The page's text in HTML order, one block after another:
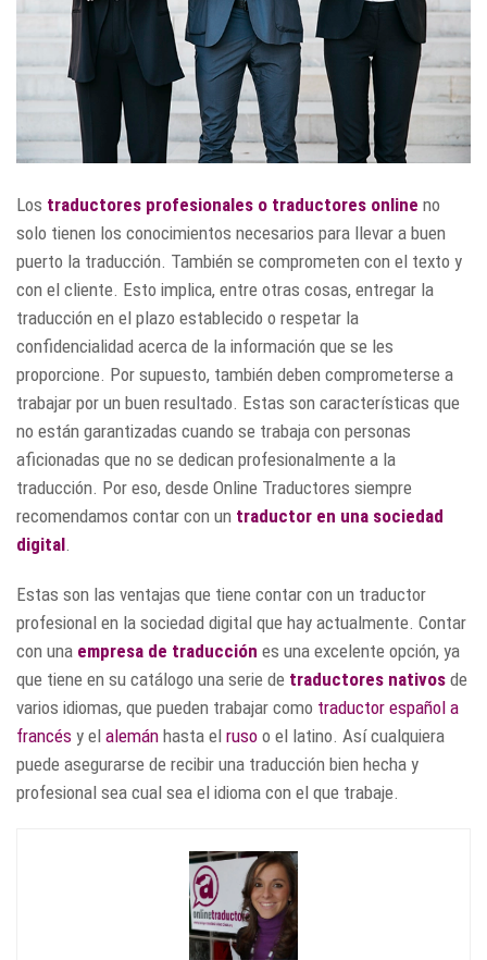
Los traductores profesionales o traductores online no
solo tienen los conocimientos necesarios para llevar a buen
puerto la traducción. También se comprometen con el texto y
con el cliente. Esto implica, entre otras cosas, entregar la
traducción en el plazo establecido o respetar la
confidencialidad acerca de la información que se les
proporcione. Por supuesto, también deben comprometerse a
trabajar por un buen resultado. Estas son características que
no están garantizadas cuando se trabaja con personas
aficionadas que no se dedican profesionalmente a la
traducción. Por eso, desde Online Traductores siempre
recomendamos contar con un traductor en una sociedad
digital.
Estas son las ventajas que tiene contar con un traductor
profesional en la sociedad digital que hay actualmente. Contar
con una empresa de traducción es una excelente opción, ya
que tiene en su catálogo una serie de traductores nativos de
varios idiomas, que pueden trabajar como traductor español a
francés y el alemán hasta el ruso o el latino. Así cualquiera
puede asegurarse de recibir una traducción bien hecha y
profesional sea cual sea el idioma con el que trabaje.